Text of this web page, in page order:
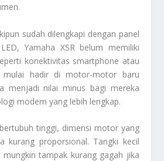
sudah dilengkapi dengan panel
Yamaha XSR belum memiliki
konektivitas smartphone atau
mulai hadir di motor-motor baru
menjadi nilai minus bagi mereka
modern yang lebih lengkap.
tinggi, dimensi motor yang
kurang proporsional. Tangki kecil
mungkin tampak kurang gagah jika